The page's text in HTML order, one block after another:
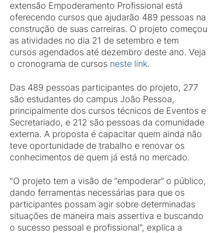
extensão Empoderamento Profissional está
oferecendo cursos que ajudarão 489 pessoas na
construção de suas carreiras. O projeto começou
as atividades no dia 21 de setembro e tem
cursos agendados até dezembro deste ano. Veja
o cronograma de cursos neste link.
Das 489 pessoas participantes do projeto, 277
são estudantes do campus João Pessoa,
principalmente dos cursos técnicos de Eventos e
Secretariado, e 212 são pessoas da comunidade
externa. A proposta é capacitar quem ainda não
teve oportunidade de trabalho e renovar os
conhecimentos de quem já está no mercado.
"O projeto tem a visão de “empoderar” o público,
dando ferramentas necessárias para que os
participantes possam agir sobre determinadas
situações de maneira mais assertiva e buscando
o sucesso pessoal e profissional", explica a